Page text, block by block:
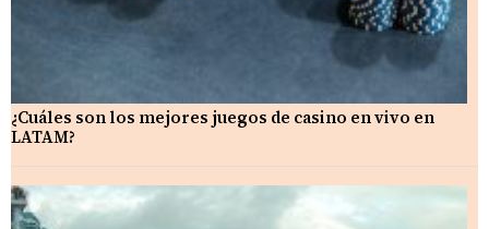
¿Cuáles son los mejores juegos de casino en vivo en
LATAM?